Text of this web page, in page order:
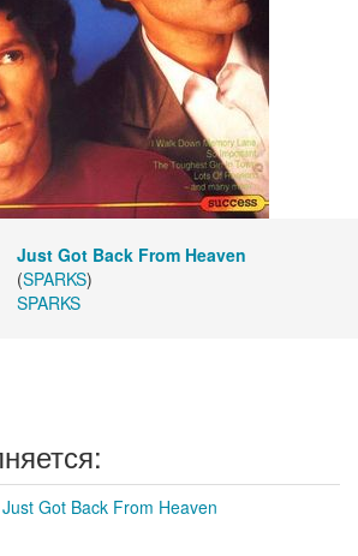
Just Got Back From Heaven
(SPARKS)
SPARKS
Just Got Back From Heaven